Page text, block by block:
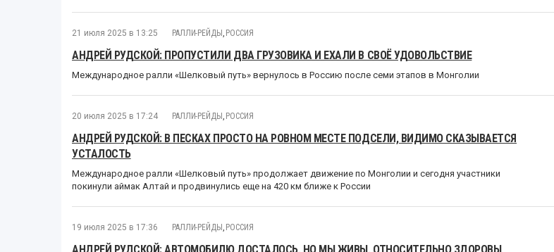
21 июля 2025 в 13:25 РАЛЛИ-РЕЙДЫ РОССИЯ
АНДРЕЙ РУДСКОЙ: ПРОПУСТИЛИ ДВА ГРУЗОВИКА И ЕХАЛИ В СВОЁ УДОВОЛЬСТВИЕ
Международное ралли «Шелковый путь» вернулось в Россию после семи этапов в Монголии
20 июля 2025 в 17:24 РАЛЛИ-РЕЙДЫ РОССИЯ
АНДРЕЙ РУДСКОЙ: В ПЕСКАХ ПРОСТО НА РОВНОМ МЕСТЕ ПОДСЕЛИ, ВИДИМО СКАЗЫВАЕТСЯ
УСТАЛОСТЬ
Международное ралли «Шелковый путь» продолжает движение по Монголии и сегодня участники
покинули аймак Алтай и продвинулись еще на 420 км ближе к России
19 июля 2025 в 17:36 РАЛЛИ-РЕЙДЫ РОССИЯ
АНДРЕЙ РУДСКОЙ: АВТОМОБИЛЮ ДОСТАЛОСЬ, НО МЫ ЖИВЫ, ОТНОСИТЕЛЬНО ЗДОРОВЫ